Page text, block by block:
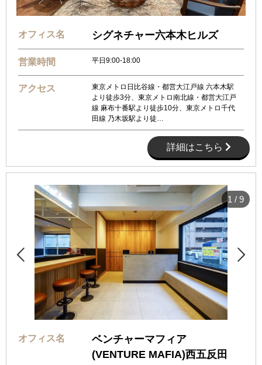
オフィス名 シグネチャー六本木ヒルズ
営業時間 平日9:00-18:00
アクセス
東京メトロ日比谷線・都営大江戸線 六本木駅
より徒歩3分、東京メトロ南北線・都営大江戸
線 麻布十番駅より徒歩10分、東京メトロ千代
田線 乃木坂駅より徒…
詳細はこちら
 
1 / 9
オフィス名
ベンチャーマフィア
(VENTURE MAFIA)西五反田